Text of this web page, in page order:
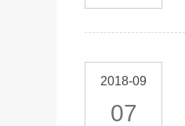
2018-09
07